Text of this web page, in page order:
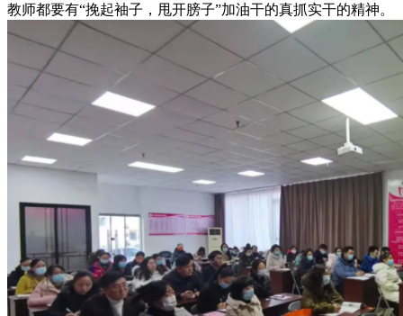
教师都要有“挽起袖子，甩开膀子”加油干的真抓实干的精神。